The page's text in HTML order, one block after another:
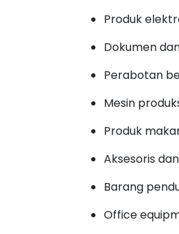
Produk
Dokumen
Perabotan
Mesin
Produk
Aksesoris
Barang
Office